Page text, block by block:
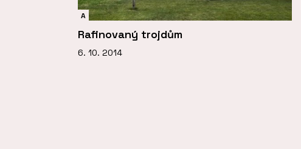
A
Rafinovaný trojdům
6. 10. 2014